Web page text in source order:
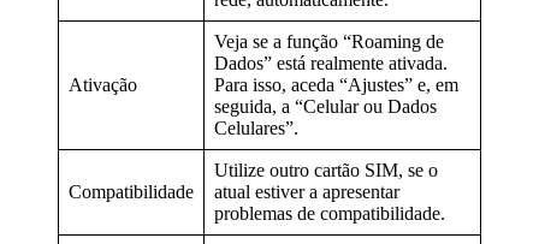
Ativação
Veja se a função “Roaming de
Dados” está realmente ativada.
Para isso, aceda “Ajustes” e, em
seguida, a “Celular ou Dados
Celulares”.
Compatibilidade
Utilize outro cartão SIM, se o
atual estiver a apresentar
problemas de compatibilidade.